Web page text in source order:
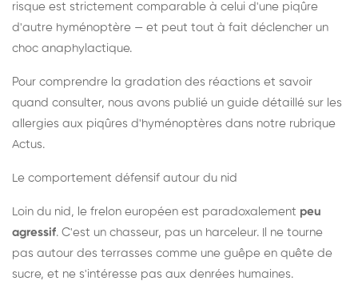
risque est strictement comparable à celui d'une piqûre
d'autre hyménoptère — et peut tout à fait déclencher un
choc anaphylactique.
Pour comprendre la gradation des réactions et savoir
quand consulter, nous avons publié un guide détaillé sur les
allergies aux piqûres d'hyménoptères dans notre rubrique
Actus.
Le comportement défensif autour du nid
Loin du nid, le frelon européen est paradoxalement peu
agressif. C'est un chasseur, pas un harceleur. Il ne tourne
pas autour des terrasses comme une guêpe en quête de
sucre, et ne s'intéresse pas aux denrées humaines.